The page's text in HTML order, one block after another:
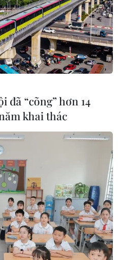
lục trong mùa Đông, khiến
đó việc lắp dự án năng
mức cần thiết.
các lệnh trừng
đã “cõng” hơn 14
khai thác